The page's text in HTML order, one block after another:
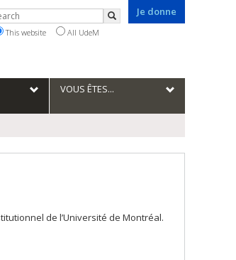
Je donne
Search
This website All UdeM
VOUS ÊTES...
de l’Université de Montréal.